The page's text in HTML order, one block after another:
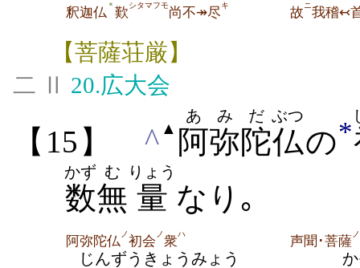
釈迦仏 ＊ 歎シタマフモ尚不↠尽キ 故 ニ我稽↢
【菩薩荘厳】
二 Ⅱ 20.広大会
【15】 ^ ▲ 阿弥陀
あみだ
仏
ぶつ
の*
数
かず
無
む
量
りょう
なり｡
阿弥陀仏 ノ初会 ノ衆ハ 声聞･菩薩 ノ
じんずう きょうみょう